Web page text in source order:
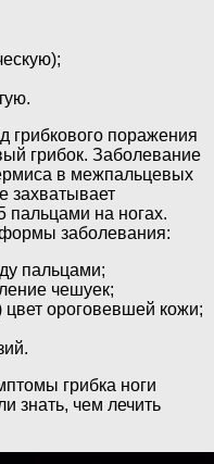
грибкового поражения
грибок. Заболевание
в межпальцевых
захватывает
пальцами на ногах.
заболевания:
пальцами;
чешуек;
ороговевшей кожи;
грибка ноги
знать, чем лечить